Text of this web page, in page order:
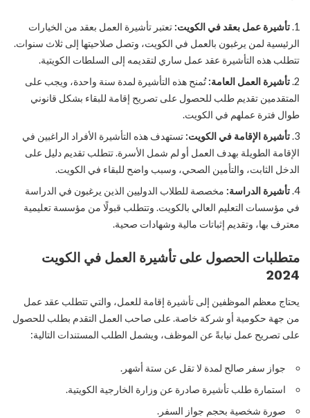
تأشيرة عمل بعقد في الكويت: تعتبر تأشيرة العمل بعقد من الخيارات
الرئيسية لمن يرغبون بالعمل في الكويت، وتصل صلاحيتها إلى ثلاث سنوات.
تتطلب هذه التأشيرة عقد عمل ساري لتقديمه إلى السلطات الكويتية.
تأشيرة العمل العامة:تُمنح هذه التأشيرة لمدة سنة واحدة، ويجب على
المتقدمين تقديم طلب للحصول على تصريح إقامة للبقاء بشكل قانوني
طوال فترة عملهم في الكويت.
تأشيرة الإقامة في الكويت: تستهدف هذه التأشيرة الأفراد الراغبين في
الإقامة الطويلة بهدف العمل أو لم شمل الأسرة. تتطلب تقديم دليل على
الدخل الثابت، والتأمين الصحي، وسبب واضح للبقاء في الكويت.
تأشيرة الدراسة: مخصصة للطلاب الدوليين الذين يرغبون في الدراسة
في مؤسسات التعليم العالي بالكويت. وتتطلب قبولًا من مؤسسة تعليمية
معترف بها، وتقديم إثباتات مالية وشهادات صحية.
متطلبات الحصول على تأشيرة العمل في الكويت
2024
يحتاج معظم الموظفين إلى تأشيرة إقامة للعمل، والتي تتطلب عقد عمل
من جهة حكومية أو شركة خاصة. على صاحب العمل التقدم بطلب للحصول
على تصريح عمل نيابةً عن الموظف، ويشمل الطلب المستندات التالية:
جواز سفر صالح لمدة لا تقل عن ستة أشهر.
استمارة طلب تأشيرة صادرة عن وزارة الخارجية الكويتية.
صورة شخصية بحجم جواز السفر.